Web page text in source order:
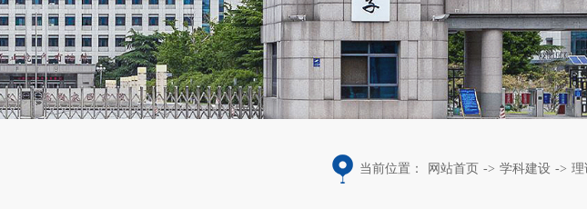
当前位置： 网站首页 -> 学科建设 -> 理